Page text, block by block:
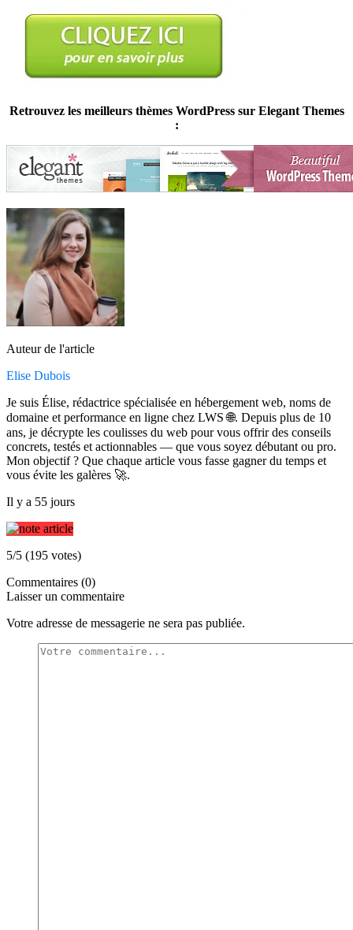
Retrouvez les meilleurs thèmes WordPress sur Elegant Themes
:
Auteur de l'article
Elise Dubois
Je suis Élise, rédactrice spécialisée en hébergement web, noms de
domaine et performance en ligne chez LWS 🌐. Depuis plus de 10
ans, je décrypte les coulisses du web pour vous offrir des conseils
concrets, testés et actionnables — que vous soyez débutant ou pro.
Mon objectif ? Que chaque article vous fasse gagner du temps et
vous évite les galères 🚀.
Il y a 55 jours
5/5 (195 votes)
Commentaires (0)
Laisser un commentaire
Votre adresse de messagerie ne sera pas publiée.